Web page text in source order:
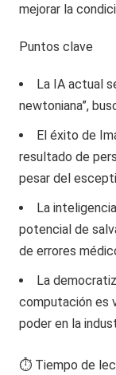
mejorar la
Puntos clave
La IA actual
newtoniana”,
El éxito de
resultado de
pesar del
La
potencial de
de errores
La
computación es
poder en la
⏱️ Tiempo de